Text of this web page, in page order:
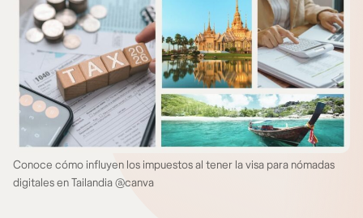
Conoce cómo influyen los impuestos al tener la visa para nómadas
digitales en Tailandia @canva